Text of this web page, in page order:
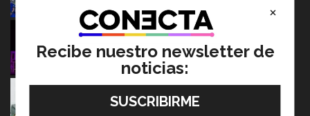
Del escenario de PrepaTec Qro al teatro musical en
Estados Unidos
06 Agosto 2026
05 Agosto 2026
×
Recibe nuestro newsletter de
noticias: